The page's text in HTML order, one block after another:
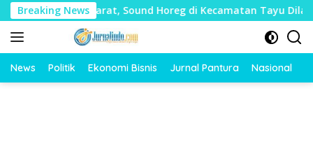
Langsung
ke
konten
Breaking News
Mudharat, Sound Horeg di Kecamatan Tayu Dilarang
News Politik Ekonomi Bisnis Jurnal Pantura Nasional